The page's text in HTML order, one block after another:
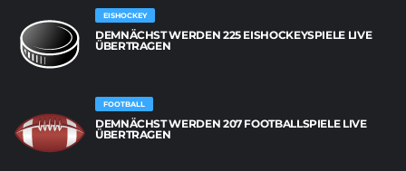
EISHOCKEY
DEMNÄCHST WERDEN 225 EISHOCKEYSPIELE LIVE
ÜBERTRAGEN
FOOTBALL
DEMNÄCHST WERDEN 207 FOOTBALLSPIELE LIVE
ÜBERTRAGEN